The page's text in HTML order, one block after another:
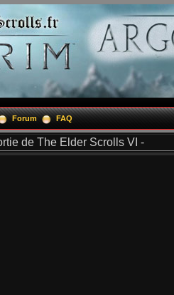
Forum FAQ
de The Elder Scrolls VI -